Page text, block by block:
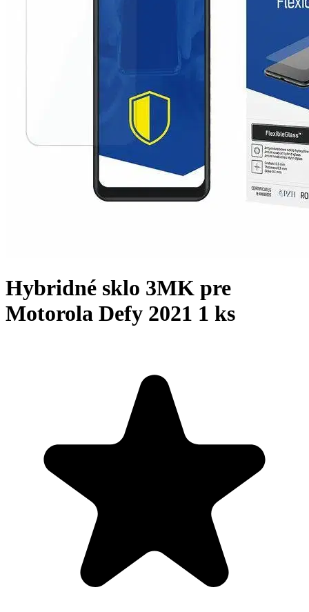
Hybridné sklo 3MK pre
Motorola Defy 2021 1 ks